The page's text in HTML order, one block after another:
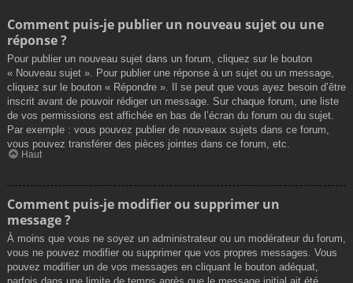
Comment puis-je publier un nouveau sujet ou une
réponse ?
Pour publier un nouveau sujet dans un forum, cliquez sur le bouton
« Nouveau sujet ». Pour publier une réponse à un sujet ou un message,
cliquez sur le bouton « Répondre ». Il se peut que vous ayez besoin d’être
inscrit avant de pouvoir rédiger un message. Sur chaque forum, une liste
de vos permissions est affichée en bas de l’écran du forum ou du sujet.
Par exemple : vous pouvez publier de nouveaux sujets dans ce forum,
vous pouvez transférer des pièces jointes dans ce forum, etc.
Haut
Comment puis-je modifier ou supprimer un
message ?
À moins que vous ne soyez un administrateur ou un modérateur du forum,
vous ne pouvez modifier ou supprimer que vos propres messages. Vous
pouvez modifier un de vos messages en cliquant le bouton adéquat,